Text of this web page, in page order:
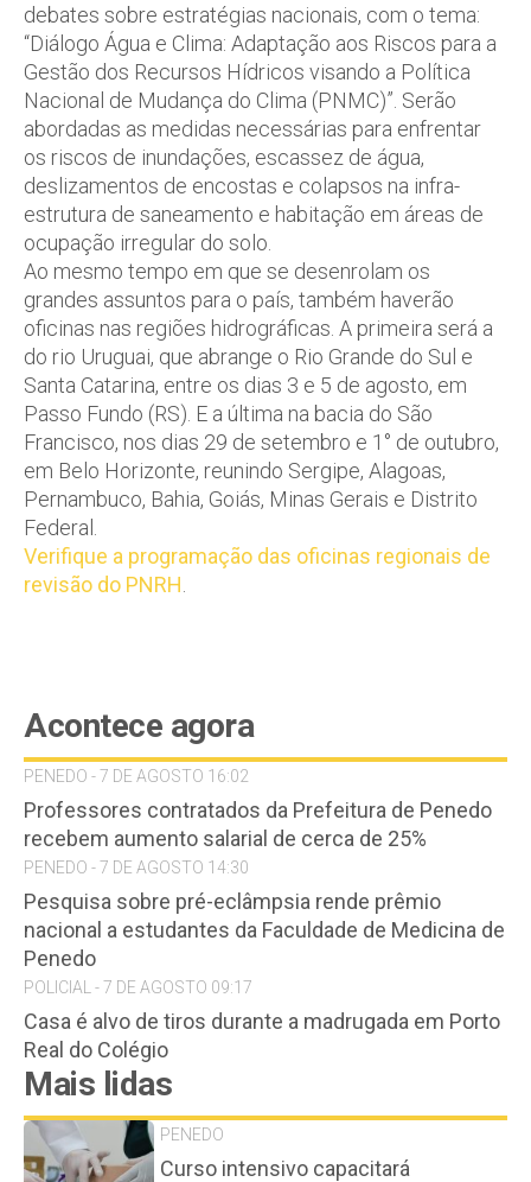
debates sobre estratégias nacionais, com o tema:
“Diálogo Água e Clima: Adaptação aos Riscos para a
Gestão dos Recursos Hídricos visando a Política
Nacional de Mudança do Clima (PNMC)”. Serão
abordadas as medidas necessárias para enfrentar
os riscos de inundações, escassez de água,
deslizamentos de encostas e colapsos na infra-
estrutura de saneamento e habitação em áreas de
ocupação irregular do solo.
Ao mesmo tempo em que se desenrolam os
grandes assuntos para o país, também haverão
oficinas nas regiões hidrográficas. A primeira será a
do rio Uruguai, que abrange o Rio Grande do Sul e
Santa Catarina, entre os dias 3 e 5 de agosto, em
Passo Fundo (RS). E a última na bacia do São
Francisco, nos dias 29 de setembro e 1° de outubro,
em Belo Horizonte, reunindo Sergipe, Alagoas,
Pernambuco, Bahia, Goiás, Minas Gerais e Distrito
Federal.
Verifique a programação das oficinas regionais de
revisão do PNRH
Acontece agora
PENEDO - 7 DE AGOSTO 16:02
Professores contratados da Prefeitura de Penedo
recebem aumento salarial de cerca de 25%
PENEDO - 7 DE AGOSTO 14:30
Pesquisa sobre pré-eclâmpsia rende prêmio
nacional a estudantes da Faculdade de Medicina de
Penedo
POLICIAL - 7 DE AGOSTO 09:17
Casa é alvo de tiros durante a madrugada em Porto
Real do Colégio
Mais lidas
PENEDO
Curso intensivo capacitará